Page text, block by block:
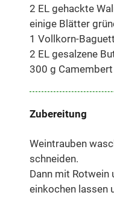
2 EL gehackte
einige Blätter
1 Vollkorn-
2 EL gesalzene
300 g Camembert
Zubereitung
Weintrauben
schneiden.
Dann mit Rotwein
einkochen lassen